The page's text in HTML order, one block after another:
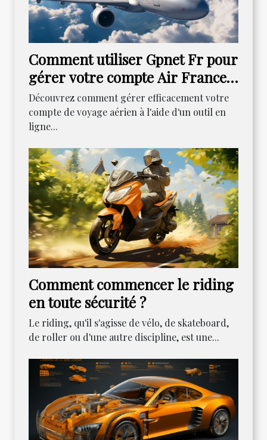
Comment utiliser Gpnet Fr pour
gérer votre compte Air France :
un guide détaillé
Découvrez comment gérer efficacement votre
compte de voyage aérien à l'aide d'un outil en
ligne...
Comment commencer le riding
en toute sécurité ?
Le riding, qu'il s'agisse de vélo, de skateboard,
de roller ou d'une autre discipline, est une...